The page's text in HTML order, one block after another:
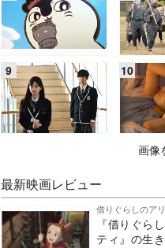
画像
最新映画レビュー
借りぐらしのア
『借りぐら
ティ』の生